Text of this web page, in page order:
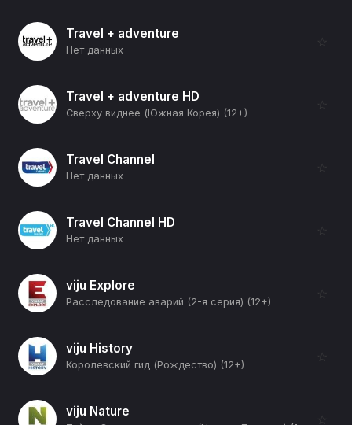
Travel + adventure
Нет данных
☆
Travel + adventure HD
Сверху виднее (Южная Корея) (12+)
☆
Travel Channel
Нет данных
☆
Travel Channel HD
Нет данных
☆
viju Explore
Расследование аварий (2-я серия) (12+)
☆
viju History
Королевский гид (Рождество) (12+)
☆
viju Nature ☆